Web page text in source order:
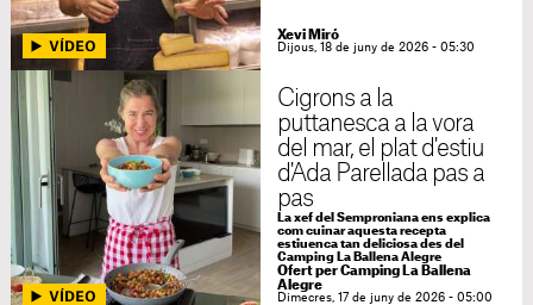
Xevi Miró
Dijous, 18 de juny de 2026 - 05:30
Cigrons a la
puttanesca a la vora
del mar, el plat d'estiu
d'Ada Parellada pas a
pas
La xef del Semproniana ens explica
com cuinar aquesta recepta
estiuenca tan deliciosa des del
Camping La Ballena Alegre
Ofert per Camping La Ballena
Alegre
Dimecres, 17 de juny de 2026 - 05:00